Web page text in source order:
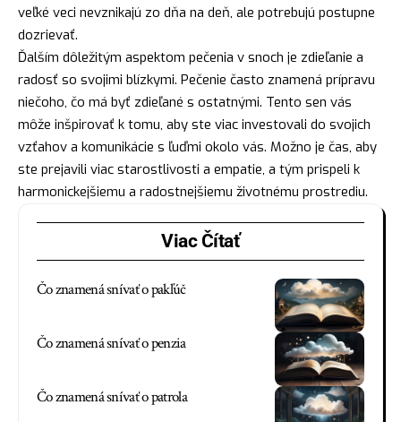
veľké veci nevznikajú zo dňa na deň, ale potrebujú postupne
dozrievať.
Ďalším dôležitým aspektom pečenia v snoch je zdieľanie a
radosť so svojimi blízkymi. Pečenie často znamená prípravu
niečoho, čo má byť zdieľané s ostatnými. Tento sen vás
môže inšpirovať k tomu, aby ste viac investovali do svojich
vzťahov a komunikácie s ľuďmi okolo vás. Možno je čas, aby
ste prejavili viac starostlivosti a empatie, a tým prispeli k
harmonickejšiemu a radostnejšiemu životnému prostrediu.
Viac Čítať
Čo znamená snívať o pakľúč
Čo znamená snívať o penzia
Čo znamená snívať o patrola